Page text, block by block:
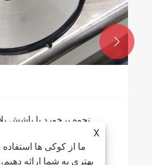
نحوه برخورد با پاشش

X
ما از کوکی ها
بهتری به شما ارائه